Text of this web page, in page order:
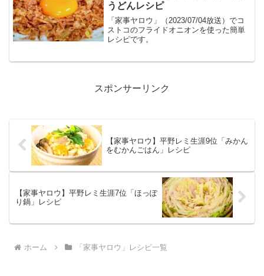
うどんレシピ
「家事ヤロウ」（2023/07/04放送）でコ
ストコのフライドオニオンを使った簡単
レシピです。
スポンサーリンク
【家事ヤロウ】平野レミ生涯9位「みかん
をむかんごはん」レシピ
【家事ヤロウ】平野レミ生涯7位「ほっぽ
り鍋」レシピ
ホーム 「家事ヤロウ」レシピ一覧